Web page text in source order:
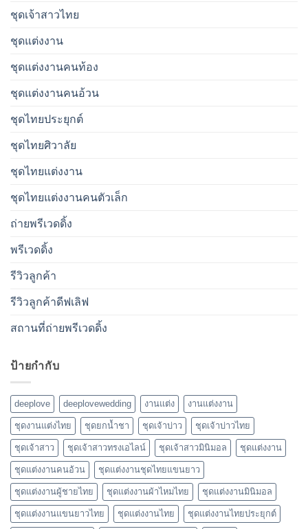
ชุดเจ้าสาวไทย
ชุดแต่งงาน
ชุดแต่งงานคนท้อง
ชุดแต่งงานคนอ้วน
ชุดไทยประยุกต์
ชุดไทยศิวาลัย
ชุดไทยแต่งงาน
ชุดไทยแต่งงานคนตัวเล็ก
ถ่ายพรีเวดดิ้ง
พรีเวดดิ้ง
รีวิวลูกค้า
รีวิวลูกค้าดีฟเลิฟ
สถานที่ถ่ายพรีเวดดิ้ง
ป้ายกำกับ
deeplove deeplovewedding งานแต่ง งานแต่งงาน
ชุดงานแต่งไทย ชุดยกน้ำชา ชุดเจ้าบ่าว ชุดเจ้าบ่าวไทย
ชุดเจ้าสาว ชุดเจ้าสาวทรงเอไลน์ ชุดเจ้าสาวมินิมอล ชุดแต่งงาน
ชุดแต่งงานคนอ้วน ชุดแต่งงานชุดไทยแขนยาว
ชุดแต่งงานผู้ชายไทย ชุดแต่งงานผ้าไหมไทย ชุดแต่งงานมินิมอล
ชุดแต่งงานแขนยาวไทย ชุดแต่งงานไทย ชุดแต่งงานไทยประยุกต์